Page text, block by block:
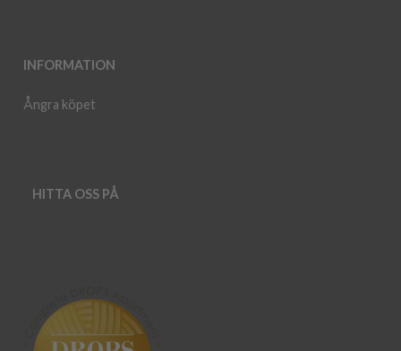
INFORMATION
Ångra köpet
HITTA OSS PÅ